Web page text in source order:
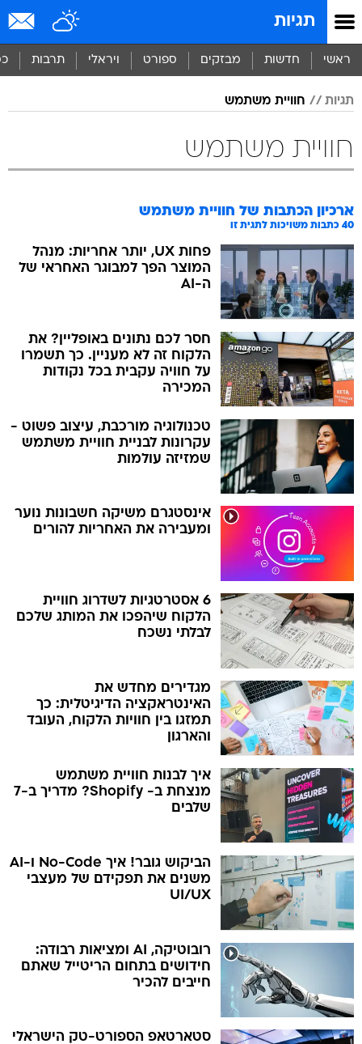
תגיות
ראשי חדשות מבזקים ספורט ויראלי תרבות
תגיות חוויית משתמש
חוויית משתמש
ארכיון הכתבות של חוויית משתמש
40 כתבות משויכות לתגית זו
פחות UX, יותר אחריות: מנהל
המוצר הפך למבוגר האחראי של
ה-AI
חסר לכם נתונים באופליין? את
הלקוח זה לא מעניין. כך תשמרו
על חוויה עקבית בכל נקודות
המכירה
טכנולוגיה מורכבת, עיצוב פשוט -
עקרונות לבניית חוויית משתמש
שמזיזה עולמות
אינסטגרם משיקה חשבונות נוער
ומעבירה את האחריות להורים
6 אסטרטגיות לשדרוג חוויית
הלקוח שיהפכו את המותג שלכם
לבלתי נשכח
מגדירים מחדש את
האינטראקציה הדיגיטלית: כך
תמזגו בין חוויות הלקוח, העובד
והארגון
איך לבנות חוויית משתמש
מנצחת ב- Shopify? מדריך ב-7
שלבים
הביקוש גובר! איך No-Code ו-AI
משנים את תפקידם של מעצבי
UI/UX
רובוטיקה, AI ומציאות רבודה:
חידושים בתחום הריטייל שאתם
חייבים להכיר
סטארטאפ הספורט-טק הישראלי